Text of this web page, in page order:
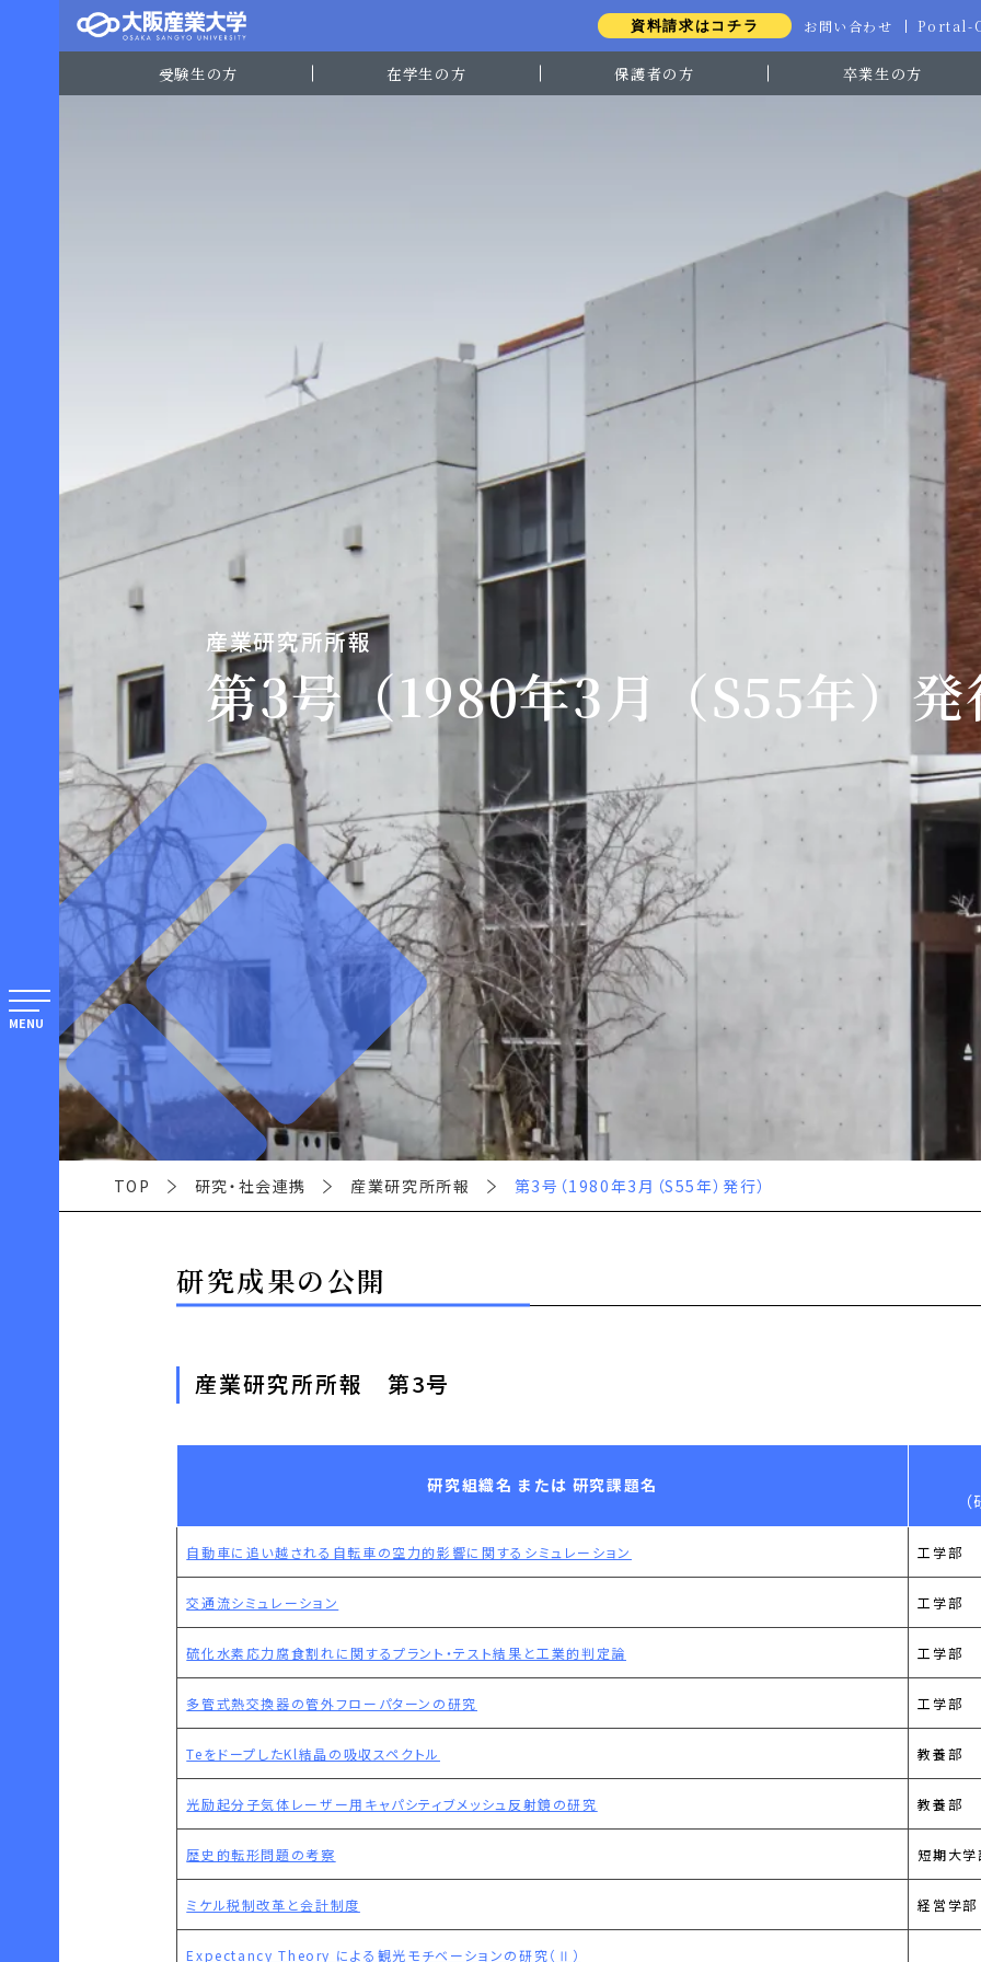
資料請求はコチラ お問い合わせ Portal-
受験生の方 在学生の方 保護者の方 卒業生の方
MENU
産業研究所所報
第3号（1980年3月（S55年）発
TOP 研究・社会連携 産業研究所所報 第3号（1980年3月（S55年）発行）
研究成果の公開
産業研究所所報 第3号
研究組織名 または 研究課題名
自動車に追い越される自転車の空力的影響に関するシミュレーション 工学部
交通流シミュレーション 工学部
硫化水素応力腐食割れに関するプラント・テスト結果と工業的判定論 工学部
多管式熱交換器の管外フローパターンの研究 工学部
TeをドープしたKl結晶の吸収スペクトル 教養部
光励起分子気体レーザー用キャパシティブメッシュ反射鏡の研究 教養部
歴史的転形問題の考察 短期大学
ミケル税制改革と会計制度 経営学部
Expectancy Theory による観光モチベーションの研究（Ⅱ）